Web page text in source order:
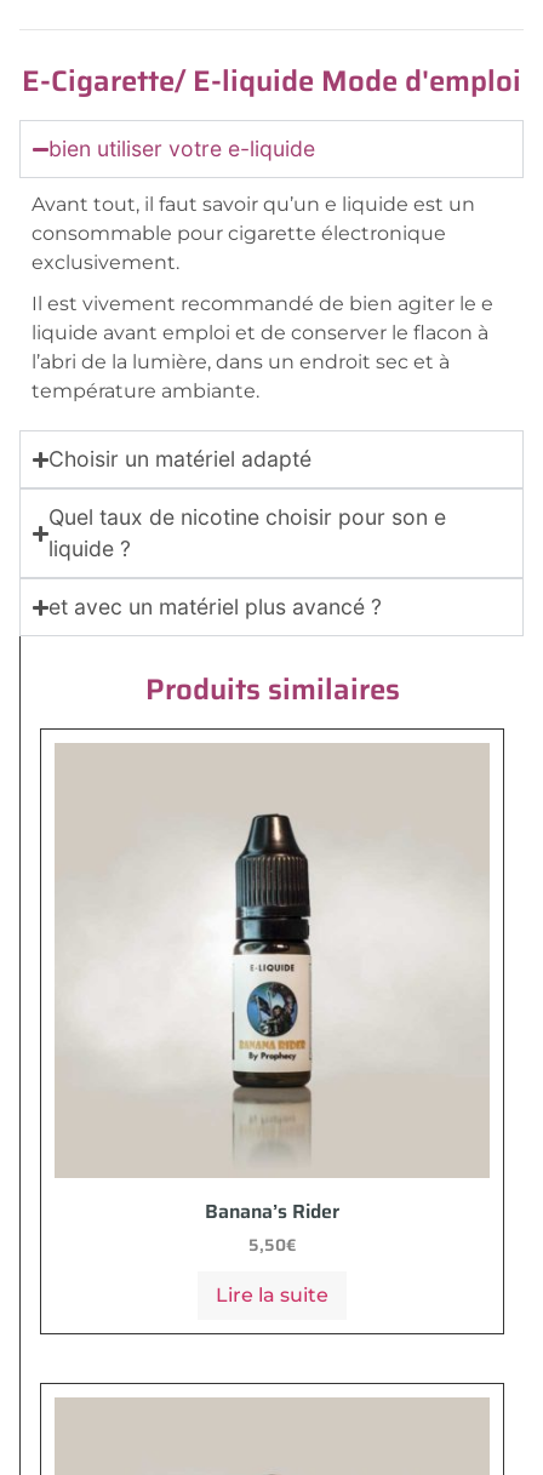
E-Cigarette/ E-liquide Mode d'emploi
bien utiliser votre e-liquide
Avant tout, il faut savoir qu’un e liquide est un
consommable pour cigarette électronique
exclusivement.
Il est vivement recommandé de bien agiter le e
liquide avant emploi et de conserver le flacon à
l’abri de la lumière, dans un endroit sec et à
température ambiante.
Choisir un matériel adapté
Quel taux de nicotine choisir pour son e
liquide ?
et avec un matériel plus avancé ?
Produits similaires
Banana’s Rider
5,50€
Lire la suite